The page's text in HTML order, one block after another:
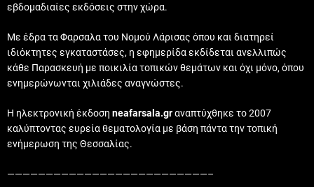
εβδομαδιαίες εκδόσεις στην χώρα.
Με έδρα τα Φαρσαλα του Νομού Λάρισας όπου και διατηρεί
ιδιόκτητες εγκαταστάσες, η εφημερίδα εκδίδεται ανελλιπώς
κάθε Παρασκευή με ποικιλία τοπικών θεμάτων και όχι μόνο, όπου
ενημερώνωνται χιλιάδες αναγνώστες.
Η ηλεκτρονική έκδοση neafarsala.grαναπτύχθηκε το 2007
καλύπτοντας ευρεία θεματολογία με βάση πάντα την τοπική
ενήμερωση της Θεσσαλίας.
——————————————————————————–